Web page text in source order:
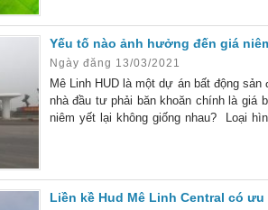
Yếu tố nào ảnh hưởng đến giá
Ngày đăng 13/03/2021
Mê Linh HUD là một dự án bất động
nhà đầu tư phải băn khoăn chính là giá
niêm yết lại không giống nhau? Loại
Liền kề Hud Mê Linh Central có